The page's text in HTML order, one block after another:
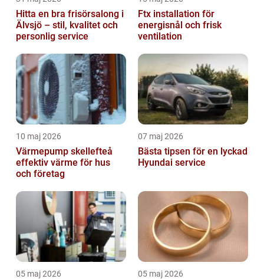
Hitta en bra frisörsalong i
Älvsjö – stil, kvalitet och
personlig service
Ftx installation för
energisnål och frisk
ventilation
10 maj 2026
Värmepump skellefteå
effektiv värme för hus
och företag
07 maj 2026
Bästa tipsen för en lyckad
Hyundai service
05 maj 2026 05 maj 2026